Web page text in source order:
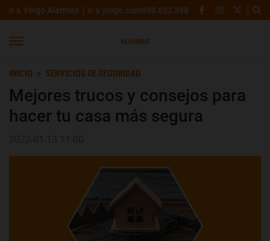
Ir a Yoigo Alarmas Ir a yoigo.com900 622 398
INICIO SERVICIOS DE SEGURIDAD
Mejores trucos y consejos para
hacer tu casa más segura